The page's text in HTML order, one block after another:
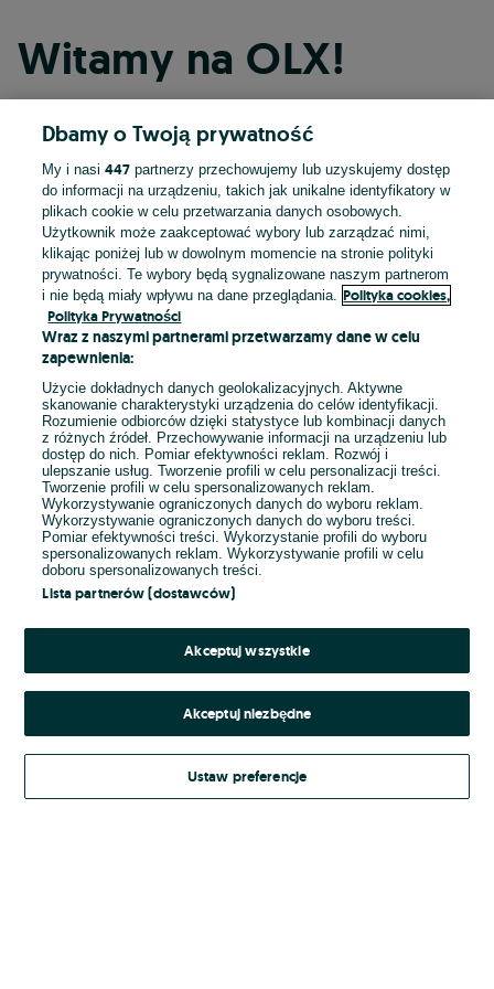
Witamy na OLX!
Kontynuuj przez Facebooka
Kontynuuj przez konto Apple
Kontynuuj przez konto Google
LUB
E-mail
Hasło
Kontynuując za pośrednictwem jednego z dostawców wskazanych powyżej,
Regulamin serwisu OLX.pl w jego aktualnym brzmieniu.
Dbamy o Twoją prywatność
My i nasi447 partnerzy przechowujemy lub uzyskujemy dostęp
do informacji na urządzeniu, takich jak unikalne identyfikatory w
plikach cookie w celu przetwarzania danych osobowych.
Użytkownik może zaakceptować wybory lub zarządzać nimi,
klikając poniżej lub w dowolnym momencie na stronie polityki
prywatności. Te wybory będą sygnalizowane naszym partnerom
i nie będą miały wpływu na dane przeglądania.
Polityka cookies,
Polityka Prywatności
Wraz z naszymi partnerami przetwarzamy dane w celu
zapewnienia:
Użycie dokładnych danych geolokalizacyjnych. Aktywne
skanowanie charakterystyki urządzenia do celów identyfikacji.
Rozumienie odbiorców dzięki statystyce lub kombinacji danych
z różnych źródeł. Przechowywanie informacji na urządzeniu lub
dostęp do nich. Pomiar efektywności reklam. Rozwój i
ulepszanie usług. Tworzenie profili w celu personalizacji treści.
Tworzenie profili w celu spersonalizowanych reklam.
Wykorzystywanie ograniczonych danych do wyboru reklam.
Wykorzystywanie ograniczonych danych do wyboru treści.
Pomiar efektywności treści. Wykorzystanie profili do wyboru
spersonalizowanych reklam. Wykorzystywanie profili w celu
doboru spersonalizowanych treści.
Lista partnerów (dostawców)
Akceptuj wszystkie
Akceptuj niezbędne
Ustaw preferencje